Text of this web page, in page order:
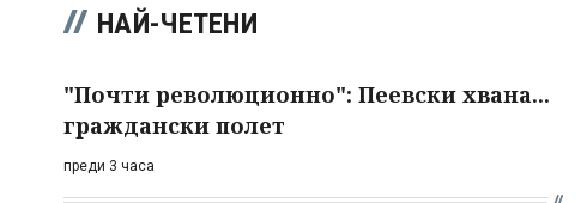
НАЙ-ЧЕТЕНИ
"Почти революционно": Пеевски хвана...
граждански полет
преди 3 часа